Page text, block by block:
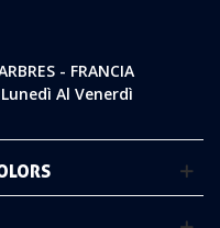
- FRANCIA
Al Venerdì